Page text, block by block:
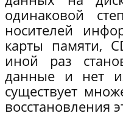
одинаковой
носителей
карты памяти,
иной раз
данные и нет
существует
восстановления